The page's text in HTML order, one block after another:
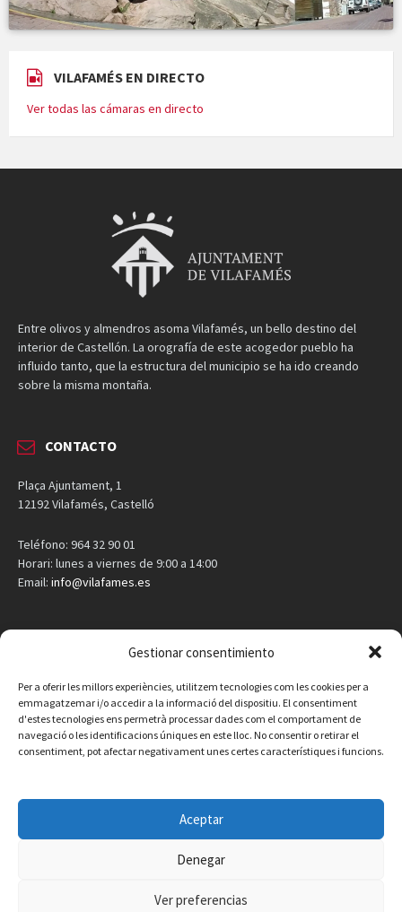
Gestionar consentimiento
Per a oferir les millors experiències, utilitzem tecnologies com les cookies per a
emmagatzemar i/o accedir a la informació del dispositiu. El consentiment
d'estes tecnologies ens permetrà processar dades com el comportament de
navegació o les identificacions úniques en este lloc. No consentir o retirar el
consentiment, pot afectar negativament unes certes característiques i funcions.
Aceptar
Denegar
Ver preferencias
VILAFAMÉS EN DIRECTO
Ver todas las cámaras en directo
Entre olivos y almendros asoma Vilafamés, un bello destino del
interior de Castellón. La orografía de este acogedor pueblo ha
influido tanto, que la estructura del municipio se ha ido creando
sobre la misma montaña.
CONTACTO
Plaça Ajuntament, 1
12192 Vilafamés, Castelló
Teléfono: 964 32 90 01
Horari: lunes a viernes de 9:00 a 14:00
Email: info@vilafames.es
Vilafamés al día
Consulta la agenda de Vilafamésaquí